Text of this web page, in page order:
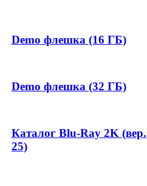
Demo флешка (16 ГБ)
Demo флешка (32 ГБ)
Каталог Blu-Ray 2K (вер.
25)